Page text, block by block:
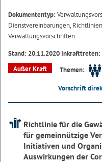
Dokumententyp:
Dienstvereinbarungen,
Verwaltungsvorschriften
Stand: 20.11.2020 Inkrafttreten:
Außer Kraft
Themen:
Vorschrift
Richtlinie für die
für gemeinnützige
Initiativen und
Auswirkungen der